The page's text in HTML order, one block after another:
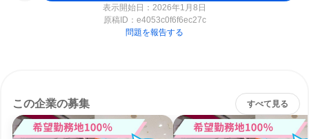
表示開始日：2026年1月8日
原稿ID： e4053c0f6f6ec27c
問題を報告する
この企業の募集 すべて見る